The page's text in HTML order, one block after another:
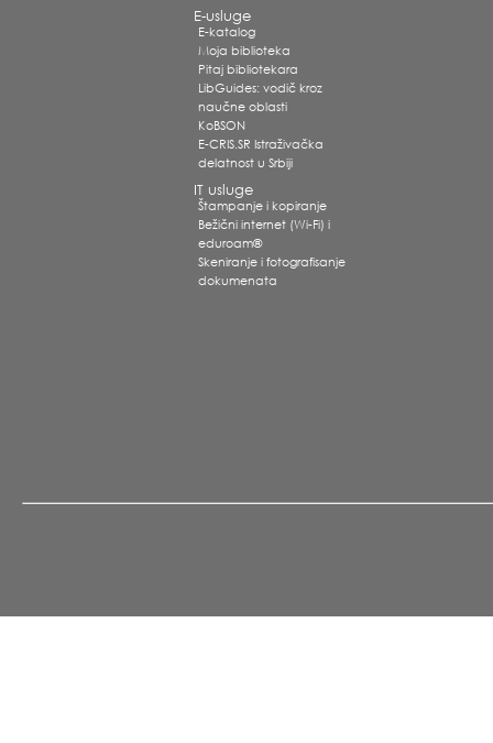
E-usluge
E-katalog
Moja biblioteka
Pitaj bibliotekara
LibGuides: vodič kroz
naučne oblasti
KoBSON
E-CRIS.SR Istraživačka
delatnost u Srbiji
IT usluge
Štampanje i kopiranje
Bežični internet (Wi-Fi) i
eduroam®
Skeniranje i fotografisanje
dokumenata